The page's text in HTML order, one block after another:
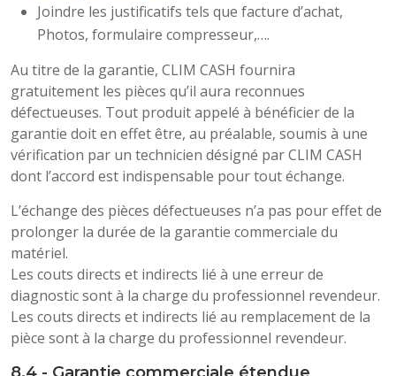
Joindre les justificatifs tels que facture d’achat,
Photos, formulaire compresseur,….
Au titre de la garantie, CLIM CASH fournira
gratuitement les pièces qu’il aura reconnues
défectueuses. Tout produit appelé à bénéficier de la
garantie doit en effet être, au préalable, soumis à une
vérification par un technicien désigné par CLIM CASH
dont l’accord est indispensable pour tout échange.
L’échange des pièces défectueuses n’a pas pour effet de
prolonger la durée de la garantie commerciale du
matériel.
Les couts directs et indirects lié à une erreur de
diagnostic sont à la charge du professionnel revendeur.
Les couts directs et indirects lié au remplacement de la
pièce sont à la charge du professionnel revendeur.